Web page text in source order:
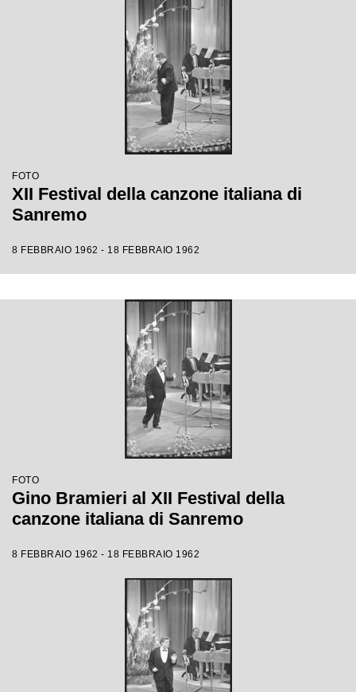
FOTO
XII Festival della canzone italiana di
Sanremo
8 FEBBRAIO 1962 - 18 FEBBRAIO 1962
FOTO
Gino Bramieri al XII Festival della
canzone italiana di Sanremo
8 FEBBRAIO 1962 - 18 FEBBRAIO 1962